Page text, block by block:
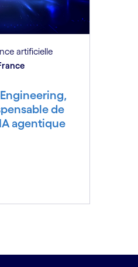
artificielle
de
agentique